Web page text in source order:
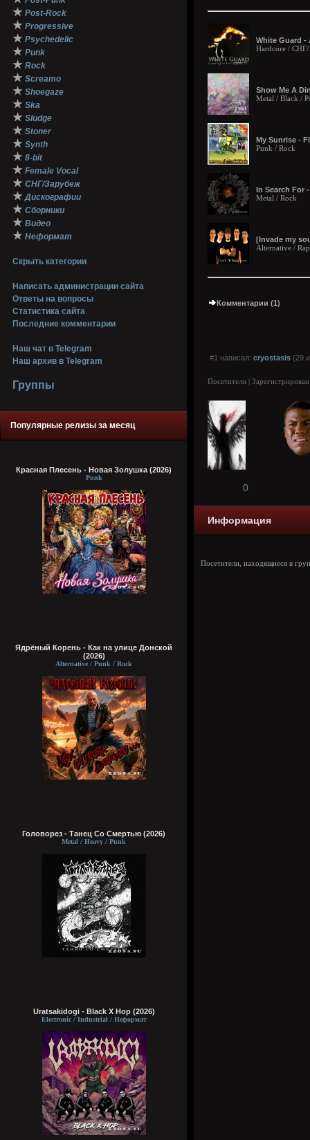
★ Post-Rock
★ Progressive
★ Psychedelic
★ Punk
★ Rock
★ Screamo
★ Shoegaze
★ Ska
★ Sludge
★ Stoner
★ Synth
★ 8-bit
★ Female Vocal
★ СНГ/Зарубеж
★ Дискографии
★ Сборники
★ Видео
★ Неформат
Скрыть категории
Написать администрации сайта
Ответы на вопросы
Статистика сайта
Последние комментарии
Наш чат в Telegram
Наш архив в Telegram
Группы
Популярные релизы за месяц
Красная Плесень - Новая Золушка (2026)
Punk
Ядрёный Корень - Как на улице Донской
(2026)
Alternative / Punk / Rock
Головорез - Tанец Со Смертью (2026)
Metal / Heavy / Punk
Uratsakidogi - Black X Hop (2026)
Electronic / Industrial / Неформат
White Guard -
Hardcore / СНГ/
Show Me A
Metal / Black /
My Sunrise -
Punk / Rock
In Search For
Metal / Rock
[Invade my
Alternative /
Комментарии (1)
#1 написал: cryostasis (29
Посетители |
0
Информация
Посетители, находящиеся в